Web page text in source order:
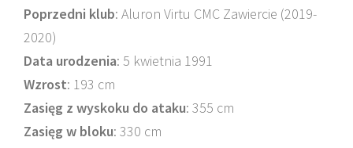
Poprzedni klub: Aluron Virtu CMC Zawiercie (2019-
2020)
Data urodzenia: 5 kwietnia 1991
Wzrost: 193 cm
Zasięg z wyskoku do ataku: 355 cm
Zasięg w bloku: 330 cm